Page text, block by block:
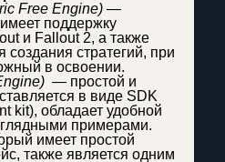
Free Engine) —
поддержку
и Fallout 2, а также
создания стратегий, при
в освоении.
— простой и
в виде SDK
kit), обладает удобной
примерами.
имеет простой
также является одним